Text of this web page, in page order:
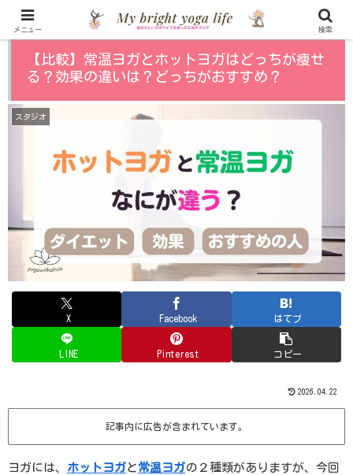
【比較】常温ヨガとホットヨガはどっちが痩せ
る？効果の違いは？どっちがおすすめ？
スタジオ
X Facebook はてブ
LINE Pinterest コピー
2026.04.22
記事内に広告が含まれています。
ヨガには、 ホットヨガと 常温ヨガの２種類がありますが、今回
メニュー 検索